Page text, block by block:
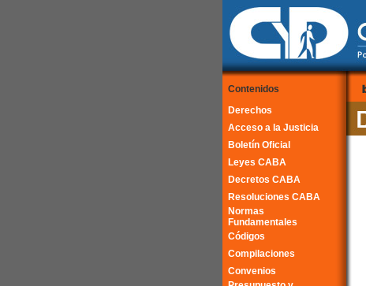
Contenidos
Derechos
Acceso a la Justicia
Boletín Oficial
Leyes CABA
Decretos CABA
Resoluciones CABA
Normas
Fundamentales
Códigos
Compilaciones
Convenios